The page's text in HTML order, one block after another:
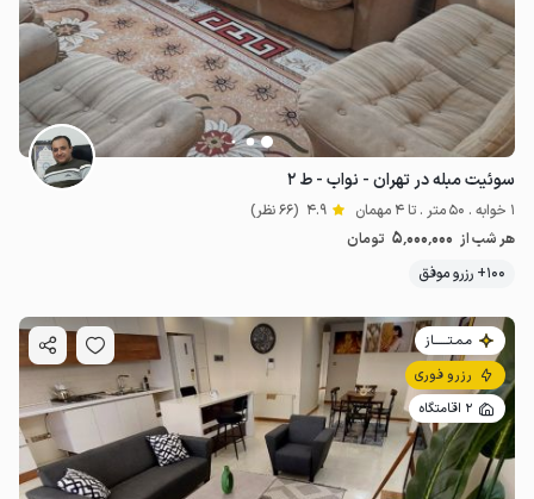
سوئیت مبله در تهران - نواب - ط ۲
1 خوابه . 50 متر . تا 4 مهمان 4.9 (66 نظر)
هر شب از 5٬000٬000 تومان
100+ رزرو موفق
مـمـتــــــاز
رزرو فوری
2 اقامتگاه